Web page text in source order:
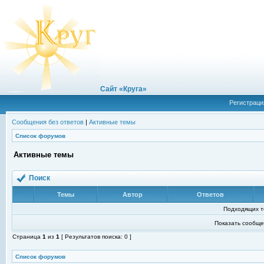
Сайт «Круга»
Сообщения без ответов | Активные темы
Список форумов
Активные темы
Поиск
Темы Автор Ответов
Подходящих
Показать
Страница 1 из 1 [ Результатов поиска: 0 ]
Список форумов